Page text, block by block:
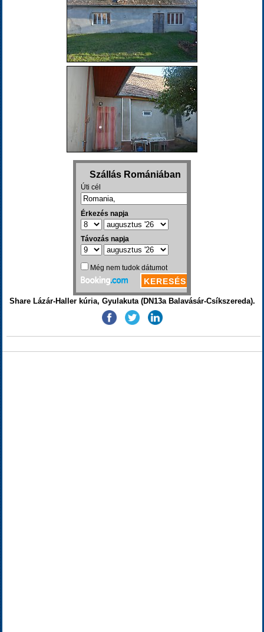
Share Lázár-Haller kúria, Gyulakuta (DN13a Balavásár-Csíkszereda).